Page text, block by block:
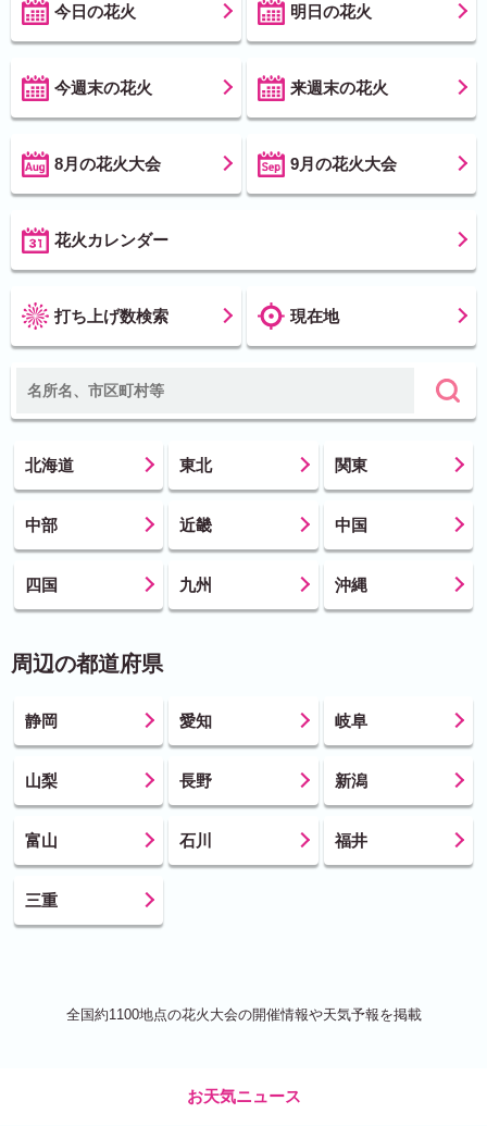
今日の花火 明日の花火
今週末の花火 来週末の花火
8月の花火大会 9月の花火大会
花火カレンダー
打ち上げ数検索 現在地
北海道 東北 関東
中部 近畿 中国
四国 九州 沖縄
周辺の都道府県
静岡 愛知 岐阜
山梨 長野 新潟
富山 石川 福井
三重
全国約1100地点の花火大会の開催情報や天気予報を掲載
お天気ニュース